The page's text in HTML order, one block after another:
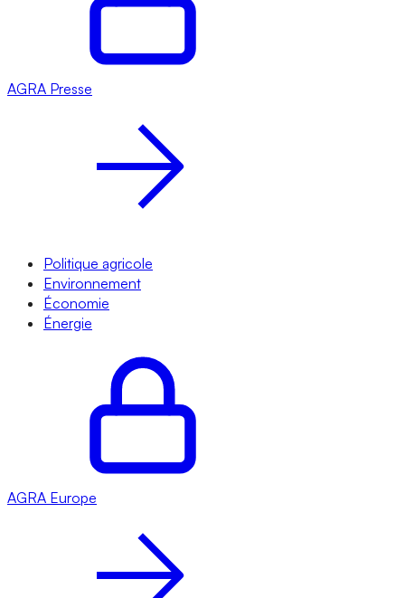
AGRA Presse
Politique agricole
Environnement
Économie
Énergie
AGRA Europe